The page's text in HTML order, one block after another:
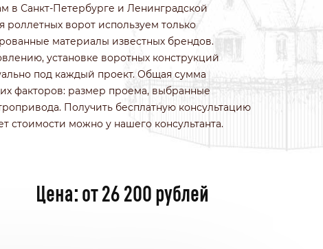
ИЗ 3Д СЕТКИ ГИТТЕР
в Санкт-Петербурге и Ленинградской
роллетных ворот используем только
материалы известных брендов.
установке воротных конструкций
под каждый проект. Общая сумма
факторов: размер проема, выбранные
Получить бесплатную консультацию
стоимости можно у нашего консультанта.
Цена: от 26 200 рублей